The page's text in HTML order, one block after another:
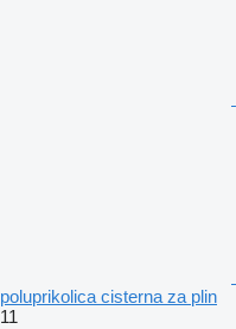
poluprikolica cisterna za plin
11